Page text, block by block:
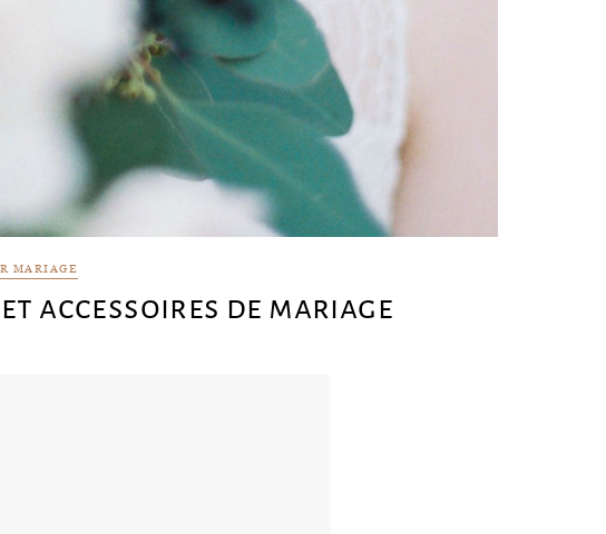
MARIAGE
accessoires de mariage